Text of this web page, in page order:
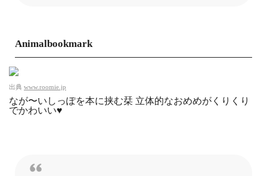
Animalbookmark
出典 www.roomie.jp
なが〜いしっぽを本に挟む栞 立体的なおめめがくりくり
でかわいい♥︎